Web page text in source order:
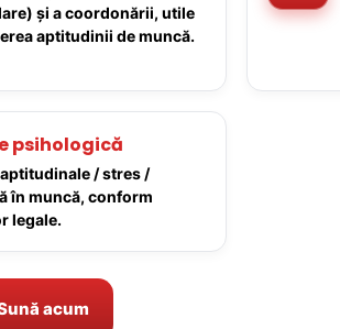
și a coordonării, utile
aptitudinii de muncă.
psihologică
/ stres /
în muncă, conform
legale.
acum